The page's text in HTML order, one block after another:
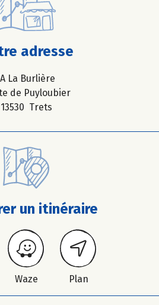
adresse
La Burlière
de Puyloubier
13530 Trets
un itinéraire
Waze Plan